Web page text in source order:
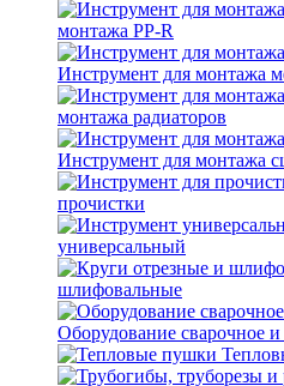
монтажа PP-R
Инструмент для монтажа
монтажа радиаторов
Инструмент для монтажа
прочистки
универсальный
шлифовальные
Оборудование сварочное